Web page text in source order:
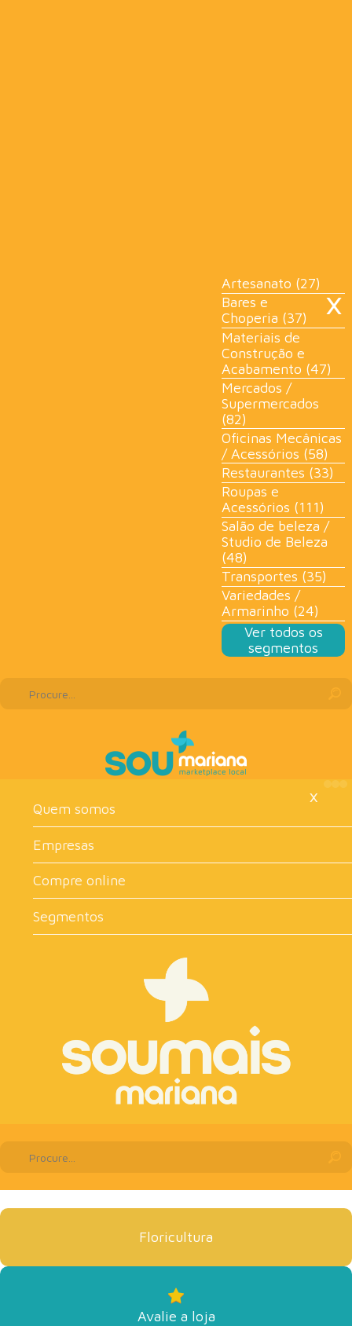
×
Artesanato (27)
Bares e
Choperia (37)
Materiais de
Construção e
Acabamento (47)
Mercados /
Supermercados
(82)
Oficinas Mecânicas
/ Acessórios (58)
Restaurantes (33)
Roupas e
Acessórios (111)
Salão de beleza /
Studio de Beleza
(48)
Transportes (35)
Variedades /
Armarinho (24)
Ver todos os
segmentos
×
Quem somos
Empresas
Compre online
Segmentos
Floricultura
Avalie a loja